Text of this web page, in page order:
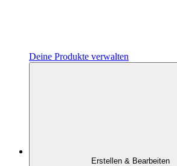
Deine Produkte verwalten
Erstellen & Bearbeiten